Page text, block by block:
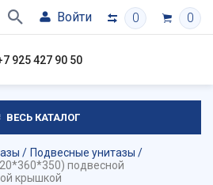
Войти 0 0
925 427 90 50
ВЕСЬ КАТАЛОГ
Подвесные унитазы
подвесной
крышкой